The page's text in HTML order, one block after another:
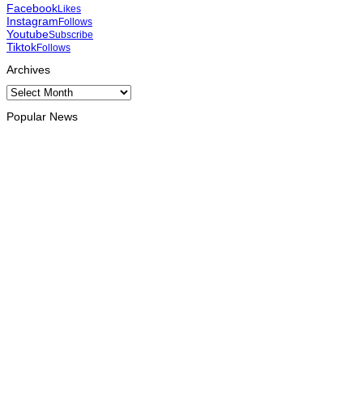
FacebookLikes
InstagramFollows
YoutubeSubscribe
TiktokFollows
Archives
Archives
Popular News